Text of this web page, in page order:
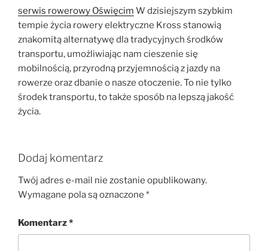
serwis rowerowy Oświęcim W dzisiejszym szybkim
tempie życia rowery elektryczne Kross stanowią
znakomitą alternatywę dla tradycyjnych środków
transportu, umożliwiając nam cieszenie się
mobilnością, przyrodną przyjemnością z jazdy na
rowerze oraz dbanie o nasze otoczenie. To nie tylko
środek transportu, to także sposób na lepszą jakość
życia.
Dodaj komentarz
Twój adres e-mail nie zostanie opublikowany.
Wymagane pola są oznaczone *
Komentarz*